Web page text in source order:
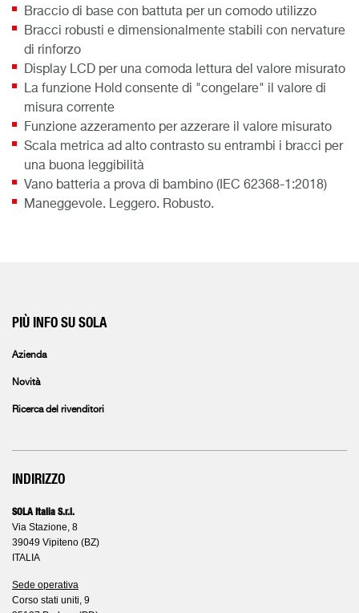
Braccio di base con battuta per un comodo utilizzo
Bracci robusti e dimensionalmente stabili con nervature
di rinforzo
Display LCD per una comoda lettura del valore misurato
La funzione Hold consente di "congelare" il valore di
misura corrente
Funzione azzeramento per azzerare il valore misurato
Scala metrica ad alto contrasto su entrambi i bracci per
una buona leggibilità
Vano batteria a prova di bambino (IEC 62368-1:2018)
Maneggevole. Leggero. Robusto.
PIÙ INFO SU SOLA
Azienda
Novità
Ricerca del rivenditori
INDIRIZZO
SOLA Italia S.r.l.
Via Stazione, 8
39049 Vipiteno (BZ)
ITALIA
Sede operativa
Corso stati uniti, 9